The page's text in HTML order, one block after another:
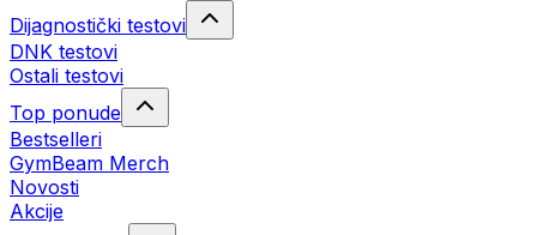
Dijagnostički testovi
DNK testovi
Ostali testovi
Top ponude
Bestselleri
GymBeam Merch
Novosti
Akcije